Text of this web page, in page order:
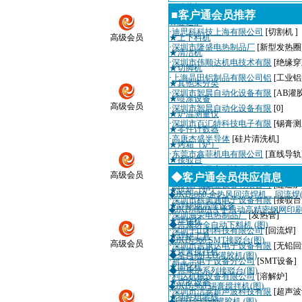
高级会员
高级会员
高级会员
高级会员
★贴片机
★隧道炉
★上下料机
★清洁机
★切脚机
★其他未分类
★喷涂设备
★炉温测量仪
★零件计数器
★烤箱（炉）
★接驳台
★回流焊机
★烘箱（炉）
★焊锡烟清除设备
★焊锡机
★焊锡工具
★焊膏搅拌机
★固化机
★点胶设备
★插件组装线
■客户通会员推荐
·迪思科科技上海有限公司 [切割机 ]
·深圳市隆盛电热制品厂 [新型发热
·深圳市伟顺达机电技术有限 [绝缘
·上海晶田铝制品有限公司铝 [工业
·深圳市智晨自动化设备有限 [AB灌
·深圳市智晨自动化设备有限 [0]
·深圳市百汇特科技电子有限 [锡膏
·高唐杰盛半导体 [硅片清洗机]
·东莞市鑫菲机电有限公司 [直线导
深圳市瑞天宇科技有限公司
[AOI]
·深圳粤城工业设备有限公司 [隧道
·深圳市科美通电子设备有限 [接驳
·深圳海荣电热制品厂 [发热管]
·深圳千山利科技有限公司 [回流焊]
·深圳市吉康达电子设备有限 [无铅
·新宝华电子设备分公司 [SMT设备]
·利达机械设备有限公司 [溶解炉]
·深圳市洁泰超声波科技有限 [超声
◆客户通会员供应信息
◆JKD-860 全热风回流焊机，回流焊(
◆JKD-600AA 半自动高精密钢网印刷
◆吉康达全自动下料机 (图)
◆JKD-360 SMT接驳台(图)
◆全自动LED灌胶机(图)
◆吉康达系列接驳台(图)
◆JKD-968 锡膏搅拌机(图)